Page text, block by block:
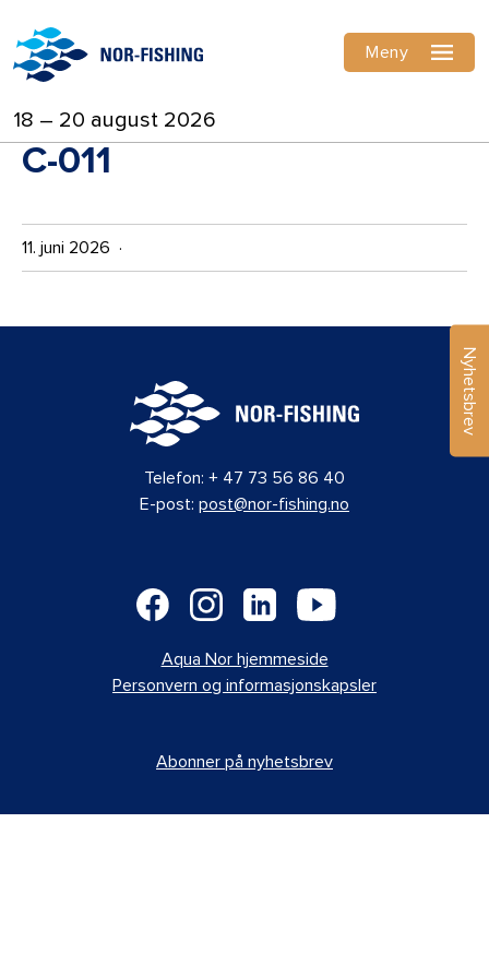
18 – 20 august 2026
Meny
C-011
11. juni 2026 ·
Nyhetsbrev
Telefon: + 47 73 56 86 40
E-post: post@nor-fishing.no
Aqua Nor hjemmeside
Personvern og informasjonskapsler
Abonner på nyhetsbrev